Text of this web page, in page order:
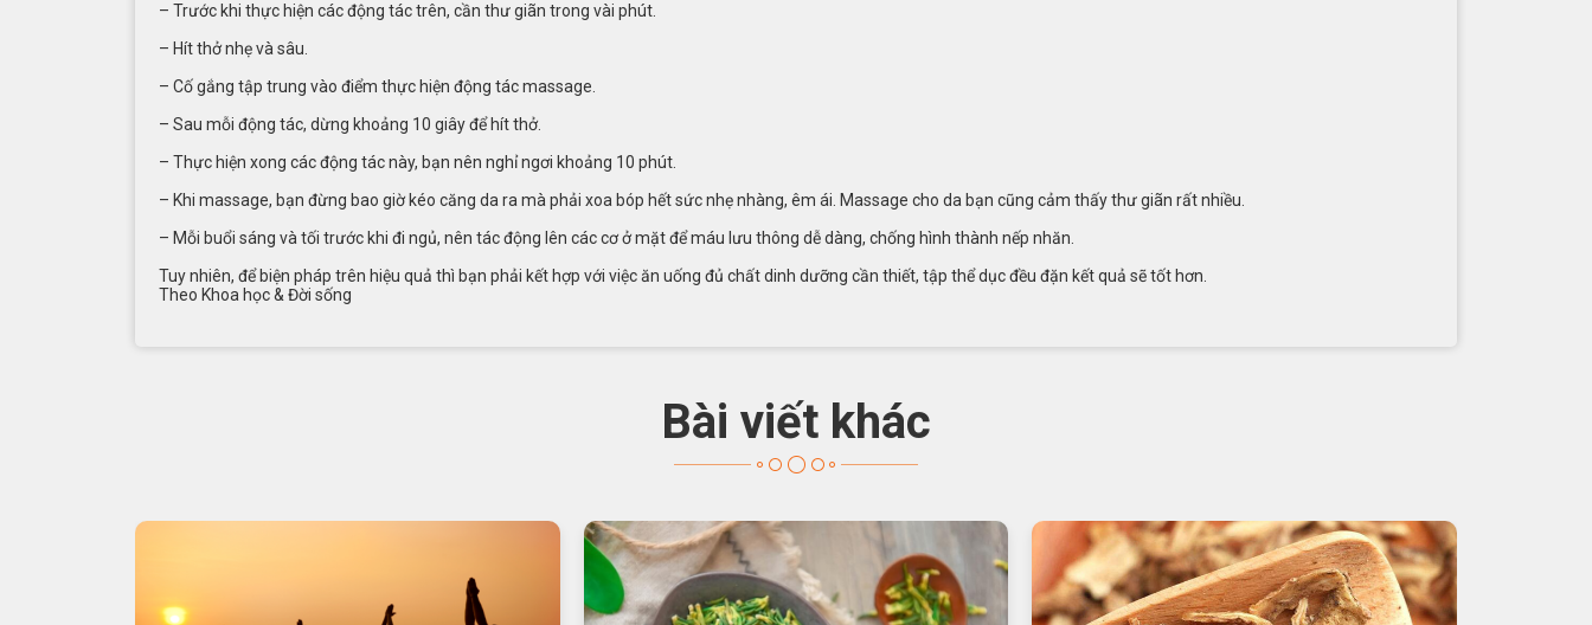
– Trước khi thực hiện các động tác trên, cần thư giãn trong vài phút.
– Hít thở nhẹ và sâu.
– Cố gắng tập trung vào điểm thực hiện động tác massage.
– Sau mỗi động tác, dừng khoảng 10 giây để hít thở.
– Thực hiện xong các động tác này, bạn nên nghỉ ngơi khoảng 10 phút.
– Khi massage, bạn đừng bao giờ kéo căng da ra mà phải xoa bóp hết sức nhẹ nhàng, êm ái. Massage cho da bạn cũng cảm thấy thư giãn rất nhiều.
– Mỗi buổi sáng và tối trước khi đi ngủ, nên tác động lên các cơ ở mặt để máu lưu thông dễ dàng, chống hình thành nếp nhăn.
Tuy nhiên, để biện pháp trên hiệu quả thì bạn phải kết hợp với việc ăn uống đủ chất dinh dưỡng cần thiết, tập thể dục đều đặn kết quả sẽ tốt hơn.
Theo Khoa học & Đời sống
Bài viết khác